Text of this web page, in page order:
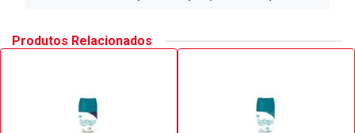
Produtos Relacionados